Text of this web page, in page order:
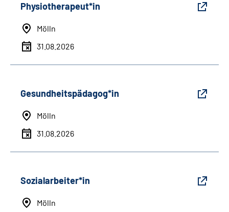
Physiotherapeut*in
Mölln
31.08.2026
Gesundheitspädagog*in
Mölln
31.08.2026
Sozialarbeiter*in
Mölln